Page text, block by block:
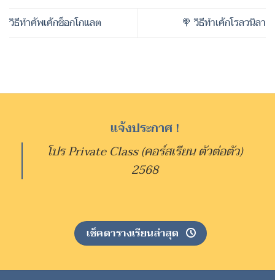
วิธีทำคัพเค้กช็อกโกแลต 🍭 วิธีทำเค้กโรลวนิลา
แจ้งประกาศ !
โปร Private Class (คอร์สเรียน ตัวต่อตัว)
2568
เช็คตารางเรียนล่าสุด